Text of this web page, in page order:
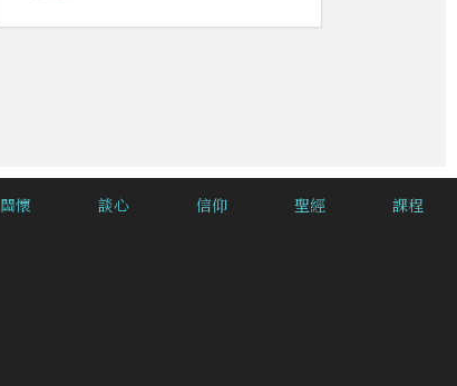
關懷 談心 信仰 聖經 課程